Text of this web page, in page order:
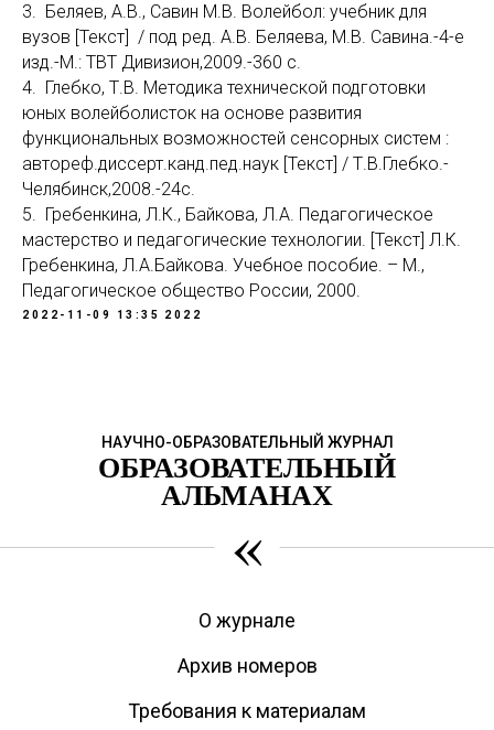
3. Беляев, А.В., Савин М.В. Волейбол: учебник для
вузов [Текст] / под ред. А.В. Беляева, М.В. Савина.-4-е
изд.-М.: ТВТ Дивизион,2009.-360 с.
4. Глебко, Т.В. Методика технической подготовки
юных волейболисток на основе развития
функциональных возможностей сенсорных систем :
автореф.диссерт.канд.пед.наук [Текст] / Т.В.Глебко.-
Челябинск,2008.-24с.
5. Гребенкина, Л.К., Байкова, Л.А. Педагогическое
мастерство и педагогические технологии. [Текст] Л.К.
Гребенкина, Л.А.Байкова. Учебное пособие. – М.,
Педагогическое общество России, 2000.
2022-11-09 13:35 2022
НАУЧНО-ОБРАЗОВАТЕЛЬНЫЙ ЖУРНАЛ
ОБРАЗОВАТЕЛЬНЫЙ
АЛЬМАНАХ
«
О журнале
Архив номеров
Требования к материалам